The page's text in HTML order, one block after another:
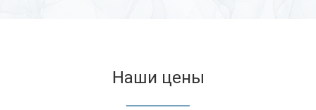
Наши цены